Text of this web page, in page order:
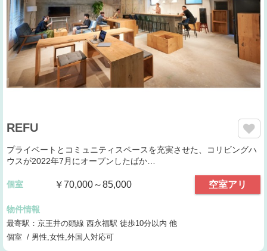
REFU
プライベートとコミュニティスペースを充実させた、コリビングハ
ウスが2022年7月にオープンしたばか…
個室 ￥70,000～85,000 空室アリ
物件情報
最寄駅：京王井の頭線 西永福駅 徒歩10分以内 他
個室 / 男性,女性,外国人対応可